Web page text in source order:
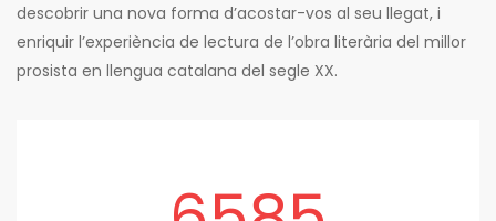
descobrir una nova forma d’acostar-vos al seu llegat, i
enriquir l’experiència de lectura de l’obra literària del millor
prosista en llengua catalana del segle XX.